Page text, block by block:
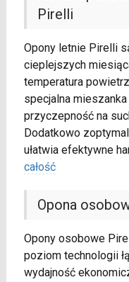
Pirelli
Opony letnie Pirelli
cieplejszych
temperatura
specjalna
przyczepność na
Dodatkowo
ułatwia efektywne
całość
Opona
Opony osobowe
poziom technologii
wydajność